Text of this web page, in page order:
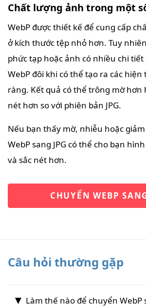
Chất lượng ảnh trong một
WebP được thiết kế để cung cấp
ở kích thước tệp nhỏ hơn. Tuy
phức tạp hoặc ảnh có nhiều chi
WebP đôi khi có thể tạo ra các
ràng. Kết quả có thể trông mờ hơn
nét hơn so với phiên bản JPG.
Nếu bạn thấy mờ, nhiễu hoặc
WebP sang JPG có thể cho bạn
và sắc nét hơn.
CHUYỂN WEBP
Câu hỏi thường gặp
Làm thế nào để chuyển WebP